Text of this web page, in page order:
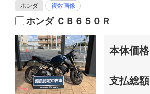
ホンダ 複数画像
ホンダ ＣＢ６５０Ｒ
本体価格
支払総額